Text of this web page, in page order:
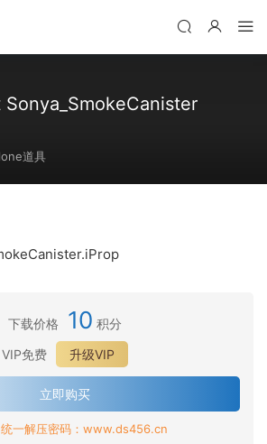
道具
下载价格 10 积分
VIP免费
升级VIP
立即购买
一解压密码：www.ds456.cn